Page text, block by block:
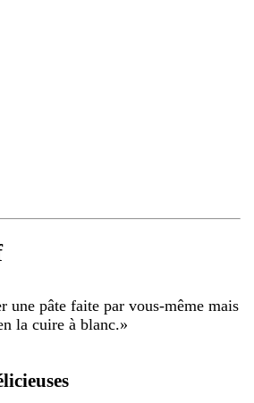
une pâte faite par vous-même mais
la cuire à blanc.»